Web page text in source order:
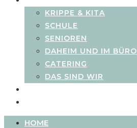
KRIPPE & KITA
SCHULE
SENIOREN
DAHEIM UND IM BÜRO
CATERING
DAS SIND WIR
HOME